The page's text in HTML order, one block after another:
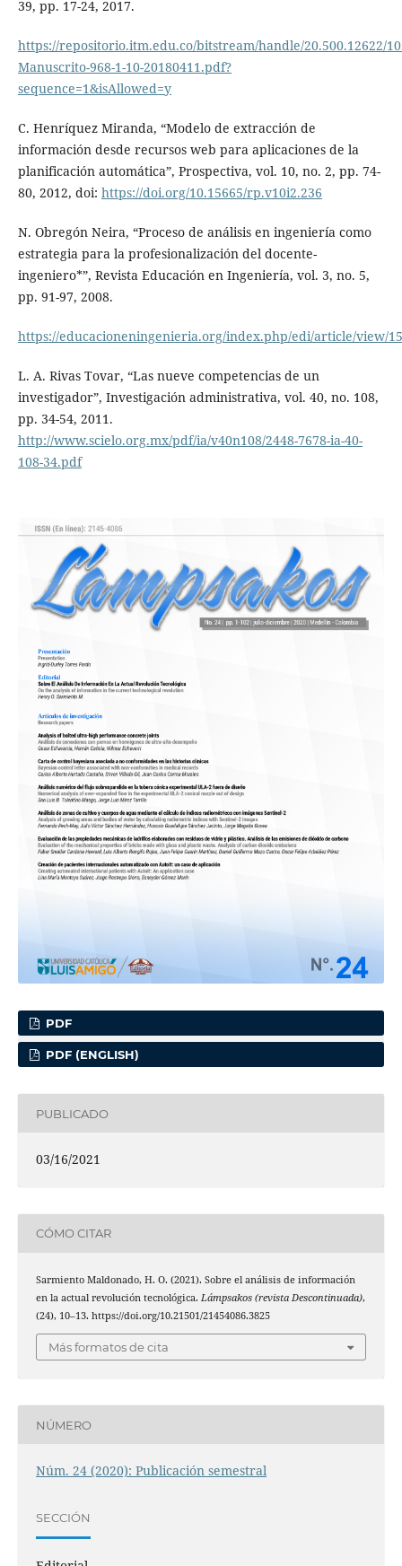
39, pp. 17-24, 2017.
https://repositorio.itm.edu.co/bitstream/handle/20.500.12622/
Manuscrito-968-1-10-20180411.pdf?
sequence=1&isAllowed=y
C. Henríquez Miranda, “Modelo de extracción de
información desde recursos web para aplicaciones de la
planificación automática”, Prospectiva, vol. 10, no. 2, pp. 74-
80, 2012, doi: https://doi.org/10.15665/rp.v10i2.236
N. Obregón Neira, “Proceso de análisis en ingeniería como
estrategia para la profesionalización del docente-
ingeniero*”, Revista Educación en Ingeniería, vol. 3, no. 5,
pp. 91-97, 2008.
https://educacioneningenieria.org/index.php/edi/article/view/
L. A. Rivas Tovar, “Las nueve competencias de un
investigador”, Investigación administrativa, vol. 40, no. 108,
pp. 34-54, 2011.
http://www.scielo.org.mx/pdf/ia/v40n108/2448-7678-ia-40-
108-34.pdf
PDF
PDF (ENGLISH)
PUBLICADO
03/16/2021
CÓMO CITAR
Sarmiento Maldonado, H. O. (2021). Sobre el análisis de información
en la actual revolución tecnológica. Lámpsakos (revista Descontinuada),
(24), 10–13. https://doi.org/10.21501/21454086.3825
Más formatos de cita
NÚMERO
Núm. 24 (2020): Publicación semestral
SECCIÓN